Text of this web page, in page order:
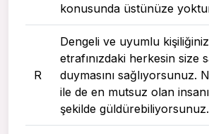
konusunda üstünüze
R
Dengeli ve uyumlu
etrafınızdaki herkesin size
duymasını sağlıyorsunuz.
ile de en mutsuz olan
şekilde güldürebiliyorsunuz.